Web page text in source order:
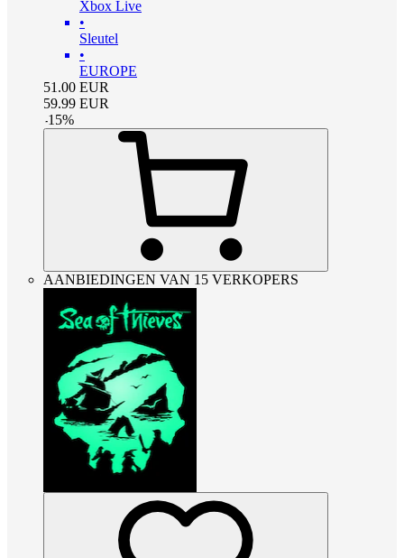
Xbox Live
•
Sleutel
•
EUROPE
51.00 EUR
59.99 EUR
-15%
AANBIEDINGEN VAN 15 VERKOPERS